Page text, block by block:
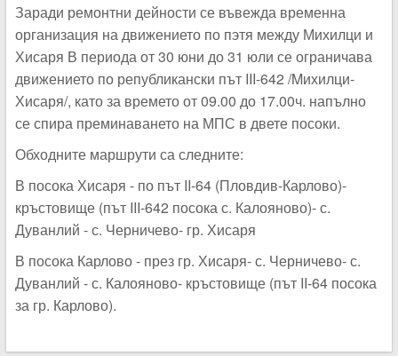
Заради ремонтни дейности се въвежда временна
организация на движението по пэтя между Михилци и
Хисаря В периода от 30 юни до 31 юли се ограничава
движението по републикански път III-642 /Mихилци-
Хисаря/, като за времето от 09.00 до 17.00ч. напълно
се спира преминаването на МПС в двете посоки.
Обходните маршрути са следните:
В посока Хисаря - по път II-64 (Пловдив-Карлово)-
кръстовище (път III-642 посока с. Калояново)- с.
Дуванлий - с. Черничево- гр. Хисаря
В посока Карлово - през гр. Хисаря- с. Черничево- с.
Дуванлий - с. Калояново- кръстовище (път II-64 посока
за гр. Карлово).